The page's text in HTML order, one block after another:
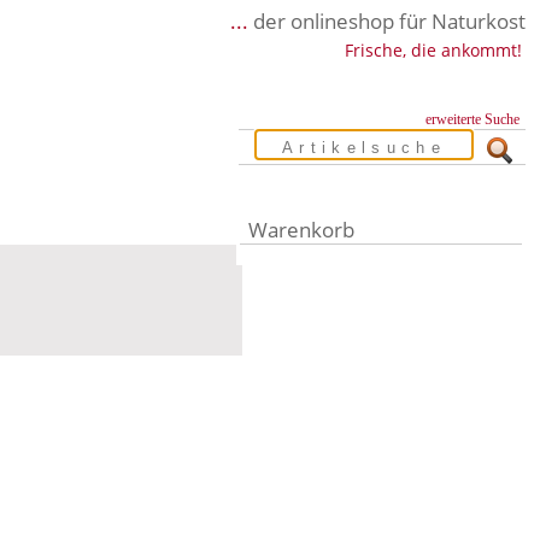
... der onlineshop für Naturkost
Frische, die ankommt!
erweiterte Suche
Warenkorb